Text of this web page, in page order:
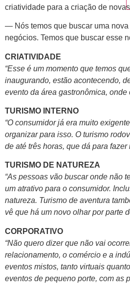
criatividade para a criação de
— Nós temos que buscar uma
negócios. Temos que buscar esse
CRIATIVIDADE
“Esse é um momento que temos
inaugurando, estão acontecendo,
evento da área gastronômica,
TURISMO INTERNO
“O consumidor já era muito
organizar para isso. O turismo
de até três horas, que dá para fazer
TURISMO DE NATUREZA
“As pessoas vão buscar onde não
um atrativo para o consumidor.
natureza. Turismo de aventura
vê que há um novo olhar por parte
CORPORATIVO
“Não quero dizer que não vai
relacionamento, o comércio e a
eventos mistos, tanto virtuais
eventos de pequeno porte, com as